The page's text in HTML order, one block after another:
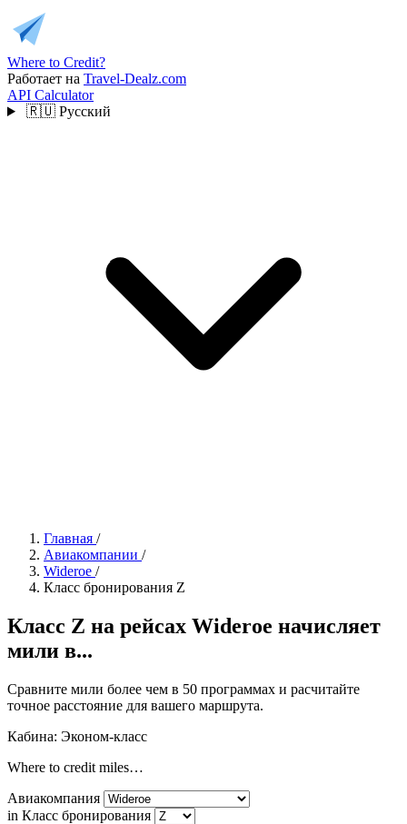
Where to Credit?
Работает на Travel-Dealz.com
API Calculator
🇷🇺 Русский
Главная /
Авиакомпании /
Wideroe /
Класс бронирования Z
Класс Z на рейсах Wideroe начисляет
мили в...
Сравните мили более чем в 50 программах и расчитайте
точное расстояние для вашего маршрута.
Кабина: Эконом-класс
Where to credit miles…
Авиакомпания
in Класс бронирования